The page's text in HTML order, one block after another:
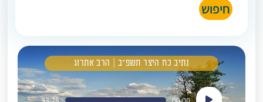
חיפוש
נתיב כח היצר תשפ"ב | הרב אתרוג
נגן